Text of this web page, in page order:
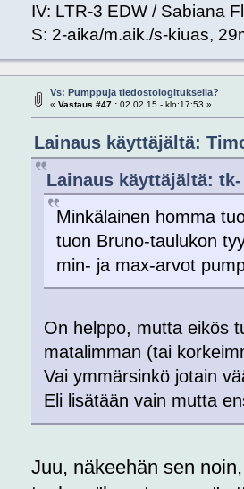
IV: LTR-3 EDW / Sabiana
S: 2-aika/m.aik./s-kiuas,
Vs: Pumppuja tiedostologituksella?
« Vastaus #47 :02.02.15 - klo:17:53 »
Lainaus käyttäjältä:
Lainaus käyttäjältä:
Minkälainen homma
tuon Bruno-taulukon
min- ja max-arvot
On helppo, mutta eikös
matalimman (tai
Vai ymmärsinkö jotain
Eli lisätään vain mutta
Juu, näkeehän sen